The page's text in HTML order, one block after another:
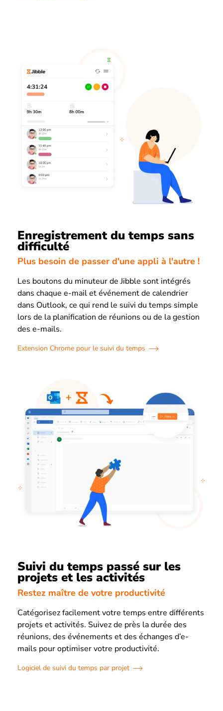
Enregistrement du temps sans
difficulté
Plus besoin de passer d'une appli à l'autre !
Les boutons du minuteur de Jibble sont intégrés
dans chaque e-mail et événement de calendrier
dans Outlook, ce qui rend le suivi du temps simple
lors de la planification de réunions ou de la gestion
des e-mails.
Extension Chrome pour le suivi du temps
Suivi du temps passé sur les
projets et les activités
Restez maître de votre productivité
Catégorisez facilement votre temps entre différents
projets et activités. Suivez de près la durée des
réunions, des événements et des échanges d’e-
mails pour optimiser votre productivité.
Logiciel de suivi du temps par projet